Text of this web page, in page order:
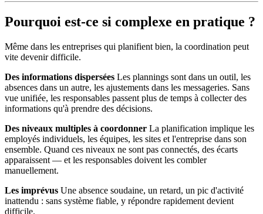
Pourquoi est-ce si complexe en pratique ?
Même dans les entreprises qui planifient bien, la coordination peut
vite devenir difficile.
Des informations dispersées Les plannings sont dans un outil, les
absences dans un autre, les ajustements dans les messageries. Sans
vue unifiée, les responsables passent plus de temps à collecter des
informations qu'à prendre des décisions.
Des niveaux multiples à coordonner La planification implique les
employés individuels, les équipes, les sites et l'entreprise dans son
ensemble. Quand ces niveaux ne sont pas connectés, des écarts
apparaissent — et les responsables doivent les combler
manuellement.
Les imprévus Une absence soudaine, un retard, un pic d'activité
inattendu : sans système fiable, y répondre rapidement devient
difficile.